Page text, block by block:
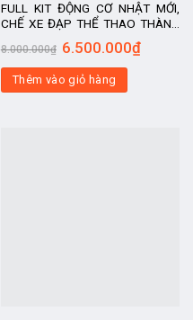
FULL KIT ĐỘNG CƠ NHẬT MỚI,
CHẾ XE ĐẠP THỂ THAO THÀNH
XE ĐIỆN DÙNG PIN VIP
8.000.000₫ 6.500.000₫
Thêm vào giỏ hàng